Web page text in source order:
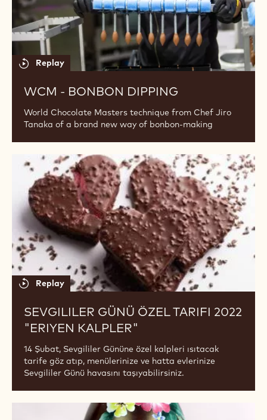
WCM - SUNFLOWER TUILES
World Chocolate Masters technique from Chef Attila
Menyhárt featuring a unique tuile decoration
Replay
WCM - BONBON DIPPING
World Chocolate Masters technique from Chef Jiro
Tanaka of a brand new way of bonbon-making
WCM
Bonbon
Sevgililer
Günü
Tarifi
2022